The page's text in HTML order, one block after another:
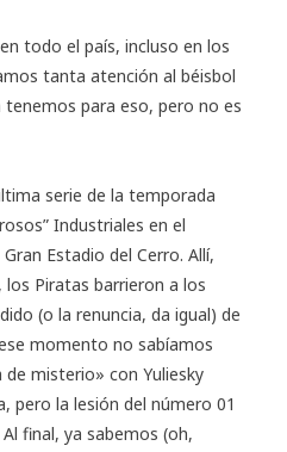
todo el país, incluso en los
tanta atención al béisbol
tenemos para eso, pero no es
serie de la temporada
Industriales en el
Estadio del Cerro. Allí,
Piratas barrieron a los
(o la renuncia, da igual) de
momento no sabíamos
misterio» con Yuliesky
pero la lesión del número 01
final, ya sabemos (oh,